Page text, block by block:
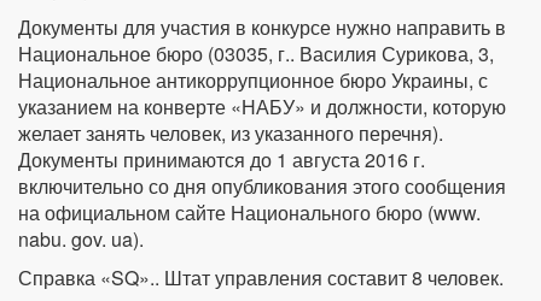
Документы для участия в конкурсе нужно направить в
Национальное бюро (03035, г.. Василия Сурикова, 3,
Национальное антикоррупционное бюро Украины, с
указанием на конверте «НАБУ» и должности, которую
желает занять человек, из указанного перечня).
Документы принимаются до 1 августа 2016 г.
включительно со дня опубликования этого сообщения
на официальном сайте Национального бюро (www.
nabu. gov. ua).
Справка «SQ».. Штат управления составит 8 человек.